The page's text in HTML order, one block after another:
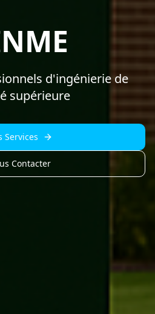
d'ingénierie de
supérieure
Services
Contacter